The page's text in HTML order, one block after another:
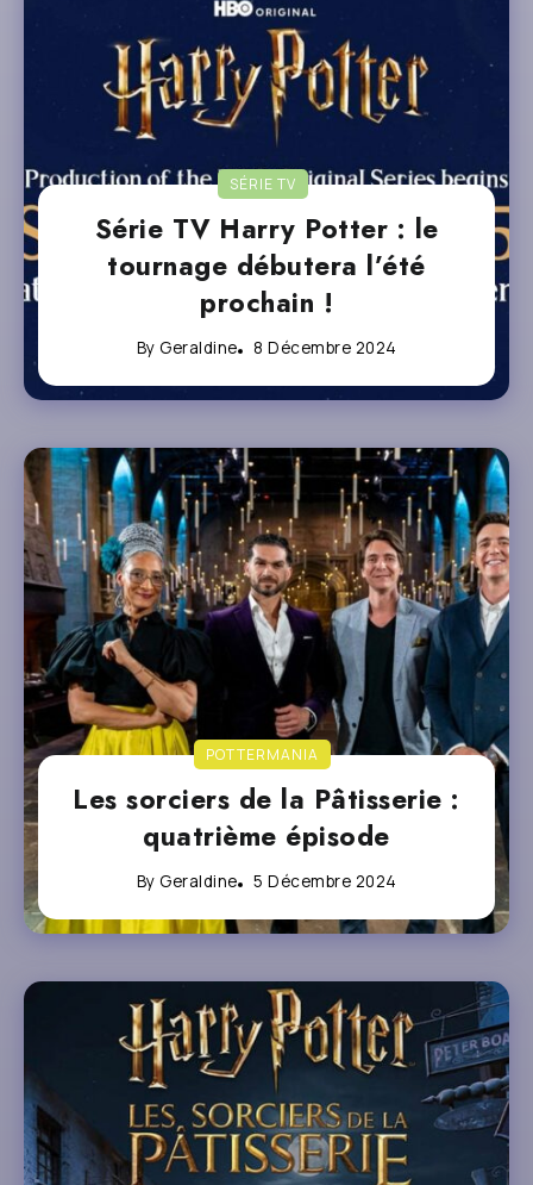
SÉRIE TV
Série TV Harry Potter : le
tournage débutera l’été
prochain !
By Geraldine 8 Décembre 2024
POTTERMANIA
Les sorciers de la Pâtisserie :
quatrième épisode
By Geraldine 5 Décembre 2024